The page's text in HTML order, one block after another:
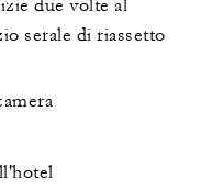
due volte al
serale di riassetto